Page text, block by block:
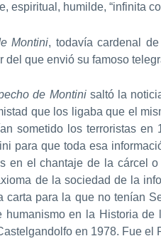
espiritual, humilde, “infinita
Montini, todavía cardenal
del que envió su famoso
de Montinisaltó la
que los ligaba que el
sometido los terroristas
para que toda esa
en el chantaje de la cárcel
de la sociedad de la
carta para la que no tenían
humanismo en la Historia
en 1978. Fue el